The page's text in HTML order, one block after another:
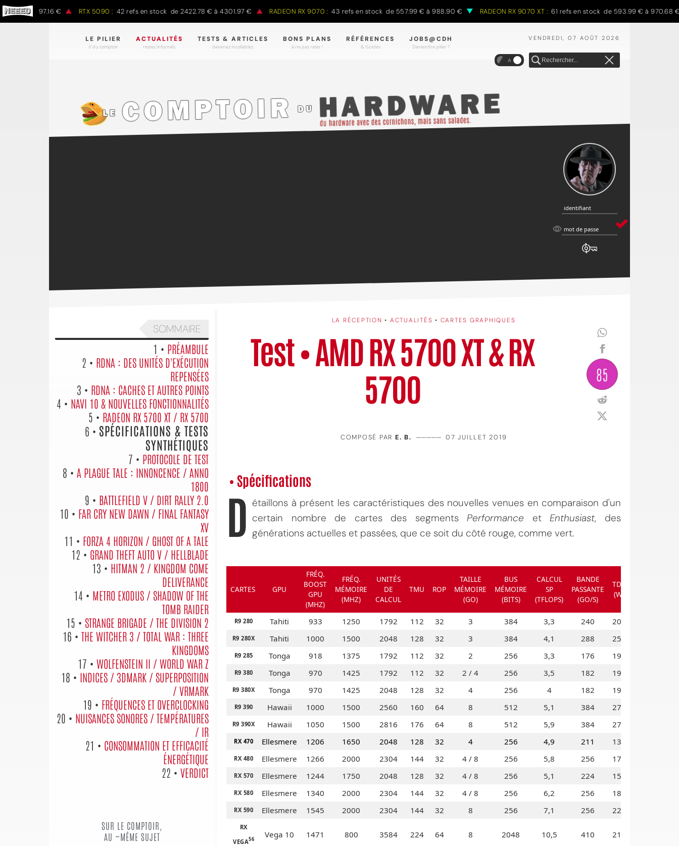
€ à 1497.16 € RTX 5090 : 42 refs en stock de 2422.78 € à 4301.97 € RADEON RX 9070 : 43 refs en stock de 557.99 € à 988.90 € RADEON RX 9070 XT : 61 refs en stock de 593.99 € à 970.68 €
VENDREDI, 07 AOÛT 2026
LE PILIER
// du comptoir
ACTUALITÉS
restez informés.
TESTS & ARTICLES
devenez incollables.
BONS PLANS
à ne pas rater !
RÉFÉRENCES
& Guides
JOBS@CDH
Deviendre pilier ?
A
identifiant
identifiant
mot
mot de passe
LA RÉCEPTION • ACTUALITÉS • CARTES GRAPHIQUES
Test • AMD RX 5700 XT & RX
5700
85
COMPOSÉ PAR E. B. ————— 07 JUILLET 2019
• Spécifications
D étaillons à présent les caractéristiques des nouvelles venues en comparaison d'un
certain nombre de cartes des segmentsPerformance etEnthusiast, des
générations actuelles et passées, que ce soit du côté rouge, comme vert.
CARTES GPU
FRÉQ.
BOOST
GPU
(MHZ)
FRÉQ.
MÉMOIRE
(MHZ)
UNITÉS
DE
CALCUL
TMU ROP
TAILLE
MÉMOIRE
(GO)
BUS
MÉMOIRE
(BITS)
CALCUL
SP
(TFLOPS)
BANDE
PASSANTE
(GO/S)
TDP
(W)
R9 280 Tahiti 933 1250 1792 112 32 3 384 3,3 240 200
R9 280X Tahiti 1000 1500 2048 128 32 3 384 4,1 288 250
R9 285 Tonga 918 1375 1792 112 32 2 256 3,3 176 190
R9 380 Tonga 970 1425 1792 112 32 2 / 4 256 3,5 182 190
R9 380X Tonga 970 1425 2048 128 32 4 256 4 182 190
R9 390 Hawaii 1000 1500 2560 160 64 8 512 5,1 384 275
R9 390X Hawaii 1050 1500 2816 176 64 8 512 5,9 384 275
RX 470 Ellesmere 1206 1650 2048 128 32 4 256 4,9 211 130
RX 480 Ellesmere 1266 2000 2304 144 32 4 / 8 256 5,8 256 170
RX 570 Ellesmere 1244 1750 2048 128 32 4 / 8 256 5,1 224 150
RX 580 Ellesmere 1340 2000 2304 144 32 4 / 8 256 6,2 256 185
RX 590 Ellesmere 1545 2000 2304 144 32 8 256 7,1 256 225
RX
VEGA56 Vega 10 1471 800 3584 224 64 8 2048 10,5 410 210
SOMMAIRE
1 • PRÉAMBULE
2 • RDNA : DES UNITÉS D'EXÉCUTION
REPENSÉES
3 • RDNA : CACHES ET AUTRES POINTS
4 • NAVI 10 & NOUVELLES FONCTIONNALITÉS
5 • RADEON RX 5700 XT / RX 5700
6 • SPÉCIFICATIONS & TESTS
SYNTHÉTIQUES
7 • PROTOCOLE DE TEST
8 • A PLAGUE TALE : INNONCENCE / ANNO
1800
9 • BATTLEFIELD V / DIRT RALLY 2.0
10 • FAR CRY NEW DAWN / FINAL FANTASY
XV
11 • FORZA 4 HORIZON / GHOST OF A TALE
12 • GRAND THEFT AUTO V / HELLBLADE
13 • HITMAN 2 / KINGDOM COME
DELIVERANCE
14 • METRO EXODUS / SHADOW OF THE
TOMB RAIDER
15 • STRANGE BRIGADE / THE DIVISION 2
16 • THE WITCHER 3 / TOTAL WAR : THREE
KINGDOMS
17 • WOLFENSTEIN II / WORLD WAR Z
18 • INDICES / 3DMARK / SUPERPOSITION
/ VRMARK
19 • FRÉQUENCES ET OVERCLOCKING
20 • NUISANCES SONORES / TEMPÉRATURES
/ IR
21 • CONSOMMATION ET EFFICACITÉ
ÉNERGÉTIQUE
22 • VERDICT
SUR LE COMPTOIR,
AU ~MÊME SUJET